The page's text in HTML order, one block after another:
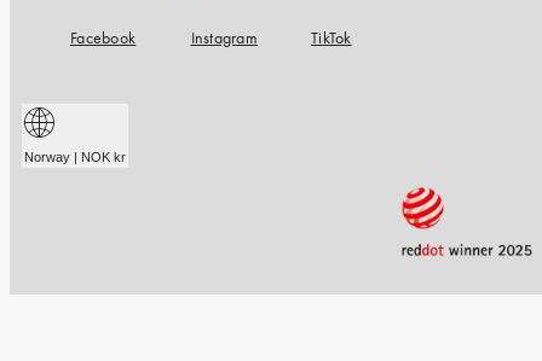
Facebook Instagram TikTok
Norway | NOK kr